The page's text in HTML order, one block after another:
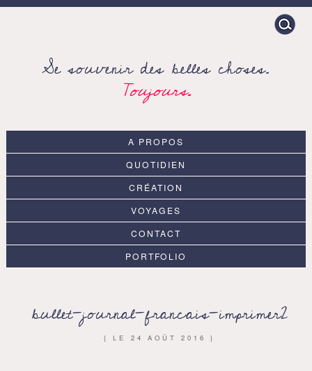
Search
for:
Se souvenir des belles choses.
Toujours.
A PROPOS
QUOTIDIEN
CRÉATION
VOYAGES
CONTACT
PORTFOLIO
bullet-journal-francais-imprimer2
{ LE 24 AOÛT 2016 }